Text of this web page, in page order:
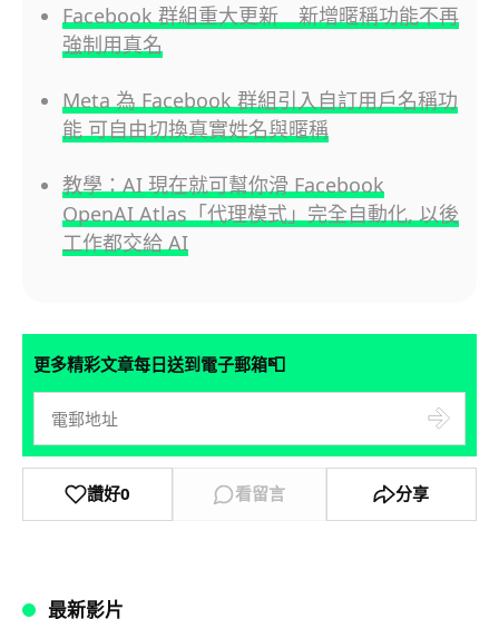
Facebook 群組重大更新 新增暱稱功能不再
強制用真名
Meta 為 Facebook 群組引入自訂用戶名稱功
能 可自由切換真實姓名與暱稱
教學：AI 現在就可幫你滑 Facebook
OpenAI Atlas「代理模式」完全自動化, 以後
工作都交給 AI
更多精彩文章每日送到電子郵箱📮
讚好0 看留言 分享
最新影片